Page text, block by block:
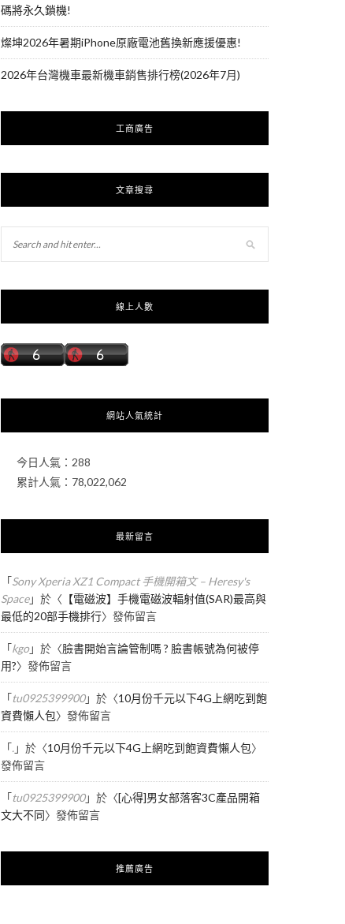
碼將永久鎖機!
燦坤2026年暑期iPhone原廠電池舊換新應援優惠!
2026年台灣機車最新機車銷售排行榜(2026年7月)
工商廣告
文章搜尋
線上人數
網站人氣統計
今日人氣： 288
累計人氣： 78,022,062
最新留言
「Sony Xperia XZ1 Compact 手機開箱文 – Heresy's
Space」於〈 【電磁波】手機電磁波輻射值(SAR)最高與
最低的20部手機排行〉發佈留言
「kgo」於〈臉書開始言論管制嗎 ? 臉書帳號為何被停
用?〉發佈留言
「tu0925399900」於〈10月份千元以下4G上網吃到飽
資費懶人包〉發佈留言
「.」於〈10月份千元以下4G上網吃到飽資費懶人包〉
發佈留言
「tu0925399900」於〈[心得]男女部落客3C產品開箱
文大不同〉發佈留言
推薦廣告